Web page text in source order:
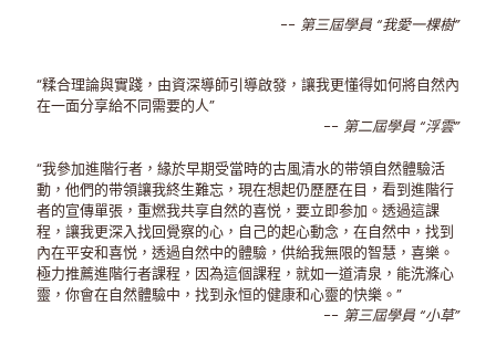
-- 第三屆學員 “我愛一棵樹”
“糅合理論與實踐，由資深導師引導啟發，讓我更懂得如何將自然內
在一面分享給不同需要的人”
-- 第二屆學員 “浮雲”
“我參加進階行者，緣於早期受當時的古風清水的带領自然體驗活
動，他們的带領讓我終生難忘，現在想起仍歷歷在目，看到進階行
者的宣傳單張，重燃我共享自然的喜悦，要立即参加。透過這課
程，讓我更深入找回覺察的心，自己的起心動念，在自然中，找到
內在平安和喜悦，透過自然中的體驗，供給我無限的智慧，喜樂。
極力推薦進階行者課程，因為這個課程，就如一道清泉，能洗滌心
靈，你會在自然體驗中，找到永恒的健康和心靈的快樂。”
-- 第三屆學員 “小草”